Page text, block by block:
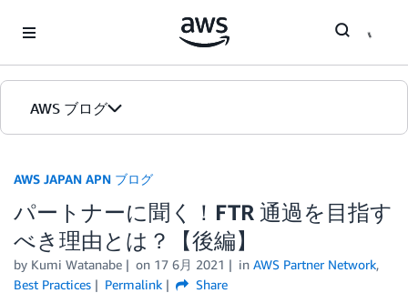
AWS ブログ
カテゴリ
エディション
AWS JAPAN APN ブログ
パートナーに聞く！FTR 通過を目指す
べき理由とは？【後編】
by Kumi Watanabe on 17 6月 2021 in AWS Partner Network,
Best Practices
Permalink Share